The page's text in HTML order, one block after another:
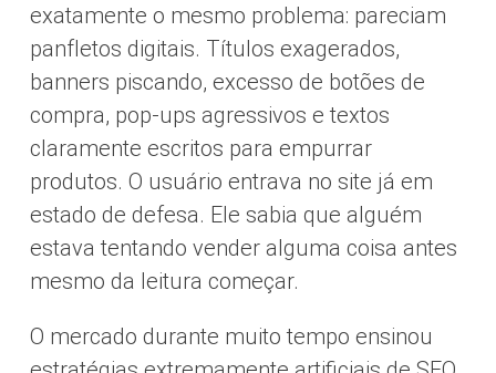
exatamente o mesmo problema: pareciam
panfletos digitais. Títulos exagerados,
banners piscando, excesso de botões de
compra, pop-ups agressivos e textos
claramente escritos para empurrar
produtos. O usuário entrava no site já em
estado de defesa. Ele sabia que alguém
estava tentando vender alguma coisa antes
mesmo da leitura começar.
O mercado durante muito tempo ensinou